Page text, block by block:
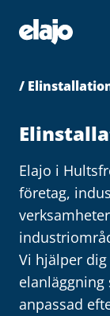
huvudinnehållet
/
Elajo i
företag,
Vi hjälper
anpassad